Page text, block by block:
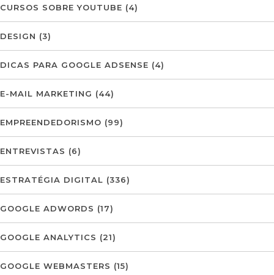
CURSOS SOBRE YOUTUBE (4)
DESIGN (3)
DICAS PARA GOOGLE ADSENSE (4)
E-MAIL MARKETING (44)
EMPREENDEDORISMO (99)
ENTREVISTAS (6)
ESTRATÉGIA DIGITAL (336)
GOOGLE ADWORDS (17)
GOOGLE ANALYTICS (21)
GOOGLE WEBMASTERS (15)